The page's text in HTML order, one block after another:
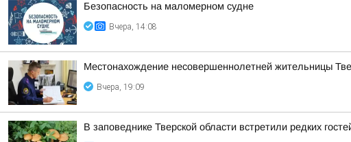
Безопасность на малoмернoм судне
Вчера, 14:08
Местонахождение несовершеннолетней жительницы
Вчера, 19:09
В заповеднике Тверской области встретили редких